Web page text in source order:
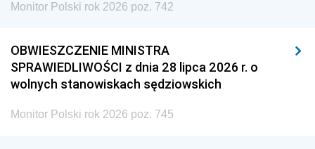
Monitor Polski rok 2026 poz. 742
OBWIESZCZENIE MINISTRA
SPRAWIEDLIWOŚCI z dnia 28 lipca 2026 r. o
wolnych stanowiskach sędziowskich
Monitor Polski rok 2026 poz. 745